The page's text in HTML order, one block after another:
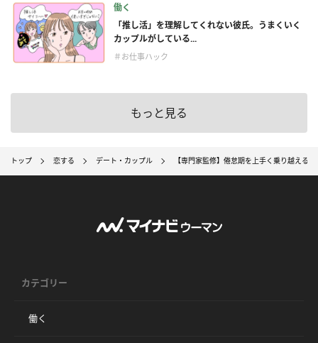
働く
「推し活」を理解してくれない彼氏。うまくいく
カップルがしている...
＃お仕事ハック
もっと見る
トップ 恋する デート・カップル 【専門家監修】倦怠期を上手く乗り越える方
カテゴリー
働く